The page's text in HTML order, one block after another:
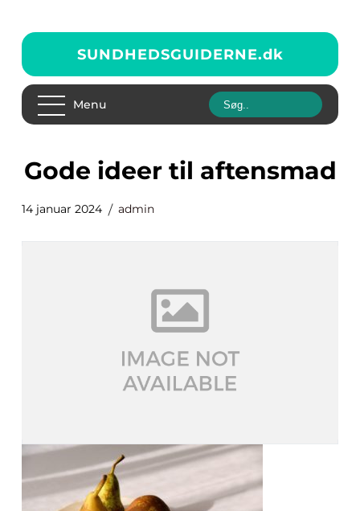
SUNDHEDSGUIDERNE.dk
Menu
gode ideer til aftensmad
14 januar 2024 admin